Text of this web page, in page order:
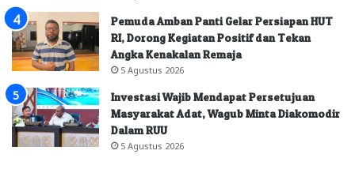
Pemuda Amban Panti Gelar Persiapan HUT
RI, Dorong Kegiatan Positif dan Tekan
Angka Kenakalan Remaja
5 Agustus 2026
Investasi Wajib Mendapat Persetujuan
Masyarakat Adat, Wagub Minta Diakomodir
Dalam RUU
5 Agustus 2026